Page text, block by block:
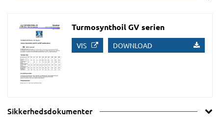
Turmosynthoil GV serien
VIS DOWNLOAD
Sikkerhedsdokumenter